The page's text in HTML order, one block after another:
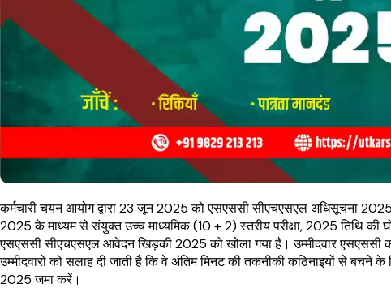
कर्मचारी चयन आयोग द्वारा 23 जून 2025 को एसएससी सीएचएसएल अधिसूचना
2025 के माध्यम से संयुक्त उच्च माध्यमिक (10 + 2) स्तरीय परीक्षा, 2025 तिथि
एसएससी सीएचएसएल आवेदन खिड़की 2025 को खोला गया है। उम्मीदवार
उम्मीदवारों को सलाह दी जाती है कि वे अंतिम मिनट की तकनीकी कठिनाइयों से
2025 जमा करें।